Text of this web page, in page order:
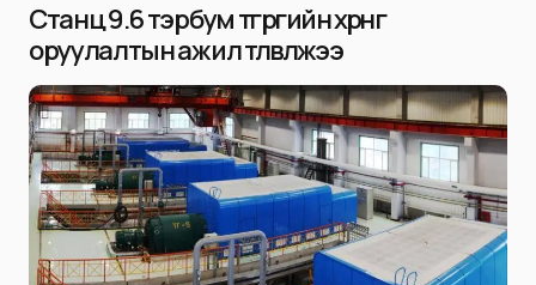
Станц 9.6 тэрбум төгрөгийн хөрөнгө
оруулалтын ажил төлөвлөжээ